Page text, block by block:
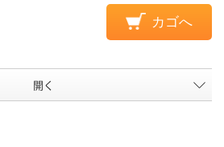
カゴへ
開く